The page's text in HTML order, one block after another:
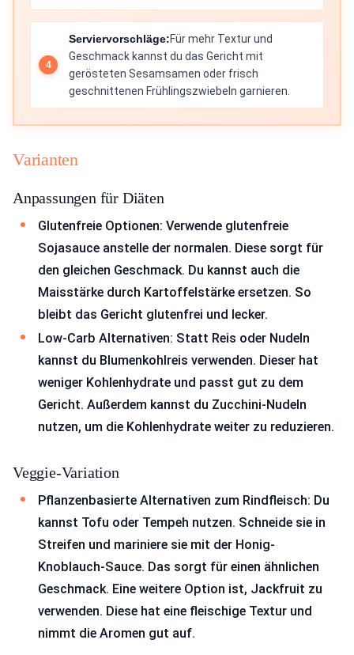
Serviervorschläge:Für mehr Textur und
Geschmack kannst du das Gericht mit
gerösteten Sesamsamen oder frisch
geschnittenen Frühlingszwiebeln garnieren.
Varianten
Anpassungen für Diäten
Glutenfreie Optionen: Verwende glutenfreie
Sojasauce anstelle der normalen. Diese sorgt für
den gleichen Geschmack. Du kannst auch die
Maisstärke durch Kartoffelstärke ersetzen. So
bleibt das Gericht glutenfrei und lecker.
Low-Carb Alternativen: Statt Reis oder Nudeln
kannst du Blumenkohlreis verwenden. Dieser hat
weniger Kohlenhydrate und passt gut zu dem
Gericht. Außerdem kannst du Zucchini-Nudeln
nutzen, um die Kohlenhydrate weiter zu reduzieren.
Veggie-Variation
Pflanzenbasierte Alternativen zum Rindfleisch: Du
kannst Tofu oder Tempeh nutzen. Schneide sie in
Streifen und mariniere sie mit der Honig-
Knoblauch-Sauce. Das sorgt für einen ähnlichen
Geschmack. Eine weitere Option ist, Jackfruit zu
verwenden. Diese hat eine fleischige Textur und
nimmt die Aromen gut auf.